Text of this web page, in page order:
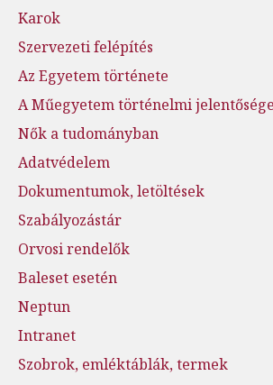
Karok
Szervezeti felépítés
Az Egyetem története
A Műegyetem történelmi jelentősége
Nők a tudományban
Adatvédelem
Dokumentumok, letöltések
Szabályozástár
Orvosi rendelők
Baleset esetén
Neptun
Intranet
Szobrok, emléktáblák, termek